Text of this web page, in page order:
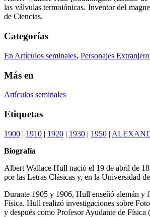
las válvulas termoiónicas. Inventor del
de Ciencias.
Categorías
En Artículos seminales, Personajes
Más en
Artículos seminales
Etiquetas
1900 | 1910 | 1920 | 1930 | 1950 |
Biografía
Albert Wallace Hull nació el 19 de abril de
por las Letras Clásicas y, en la Universidad
Durante 1905 y 1906, Hull enseñó alemán y
Física. Hull realizó investigaciones sobre
y después como Profesor Ayudante de Física